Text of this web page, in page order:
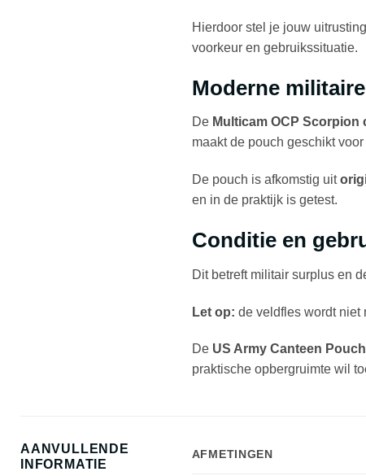
Hierdoor stel je jouw
voorkeur en gebruikssituatie.
Moderne
De Multicam OCP Scorpion
maakt de pouch geschikt
De pouch is afkomstig uit
en in de praktijk is getest.
Conditie en
Dit betreft militair surplus en
Let op: de veldfles wordt niet
De US Army Canteen
praktische opbergruimte wil
AANVULLENDE
INFORMATIE
AFMETINGEN